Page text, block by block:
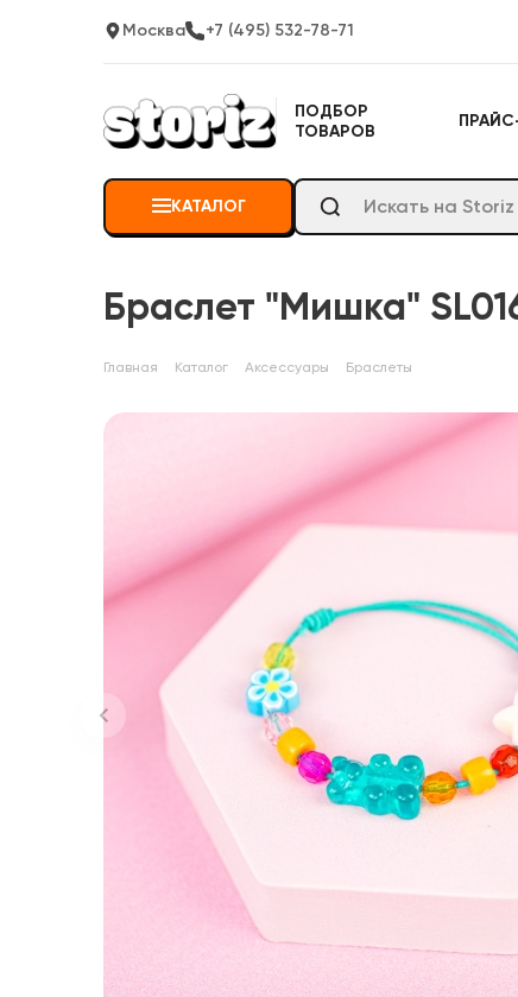
Москва +7 (495) 532-78-71
ПОДБОР
ТОВАРОВ
КАТАЛОГ
Браслет "Мишка"
Главная Каталог Аксессуары Браслеты